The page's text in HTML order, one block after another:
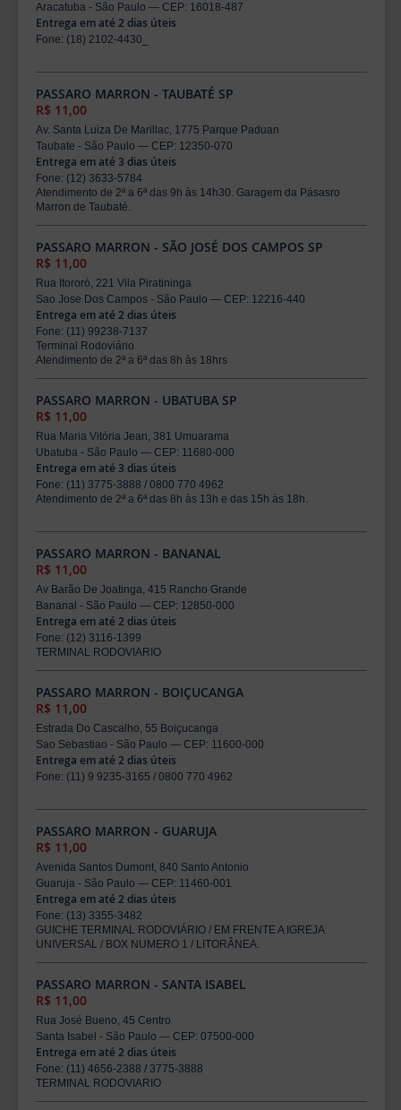
Aracatuba - São Paulo — CEP: 16018-487
Entrega em até 2 dias úteis
Fone: (18) 2102-4430_
PASSARO MARRON - TAUBATÉ SP
R$ 11,00
Av. Santa Luiza De Marillac, 1775 Parque Paduan
Taubate - São Paulo — CEP: 12350-070
Entrega em até 3 dias úteis
Fone: (12) 3633-5784
Atendimento de 2ª a 6ª das 9h às 14h30. Garagem da Pásasro
Marron de Taubaté.
PASSARO MARRON - SÃO JOSÉ DOS CAMPOS SP
R$ 11,00
Rua Itororó, 221 Vila Piratininga
Sao Jose Dos Campos - São Paulo — CEP: 12216-440
Entrega em até 2 dias úteis
Fone: (11) 99238-7137
Terminal Rodoviário
Atendimento de 2ª a 6ª das 8h às 18hrs
PASSARO MARRON - UBATUBA SP
R$ 11,00
Rua Maria Vitória Jean, 381 Umuarama
Ubatuba - São Paulo — CEP: 11680-000
Entrega em até 3 dias úteis
Fone: (11) 3775-3888 / 0800 770 4962
Atendimento de 2ª a 6ª das 8h às 13h e das 15h às 18h.
PASSARO MARRON - BANANAL
R$ 11,00
Av Barão De Joatinga, 415 Rancho Grande
Bananal - São Paulo — CEP: 12850-000
Entrega em até 2 dias úteis
Fone: (12) 3116-1399
TERMINAL RODOVIARIO
PASSARO MARRON - BOIÇUCANGA
R$ 11,00
Estrada Do Cascalho, 55 Boiçucanga
Sao Sebastiao - São Paulo — CEP: 11600-000
Entrega em até 2 dias úteis
Fone: (11) 9 9235-3165 / 0800 770 4962
PASSARO MARRON - GUARUJA
R$ 11,00
Avenida Santos Dumont, 840 Santo Antonio
Guaruja - São Paulo — CEP: 11460-001
Entrega em até 2 dias úteis
Fone: (13) 3355-3482
GUICHE TERMINAL RODOVIÁRIO / EM FRENTE A IGREJA
UNIVERSAL / BOX NUMERO 1 / LITORÂNEA.
PASSARO MARRON - SANTA ISABEL
R$ 11,00
Rua José Bueno, 45 Centro
Santa Isabel - São Paulo — CEP: 07500-000
Entrega em até 2 dias úteis
Fone: (11) 4656-2388 / 3775-3888
TERMINAL RODOVIARIO